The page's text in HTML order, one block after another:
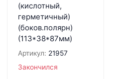
(кислотный,
герметичный)
(боков.полярн)
(113*38*87мм)
Артикул: 21957
Закончился